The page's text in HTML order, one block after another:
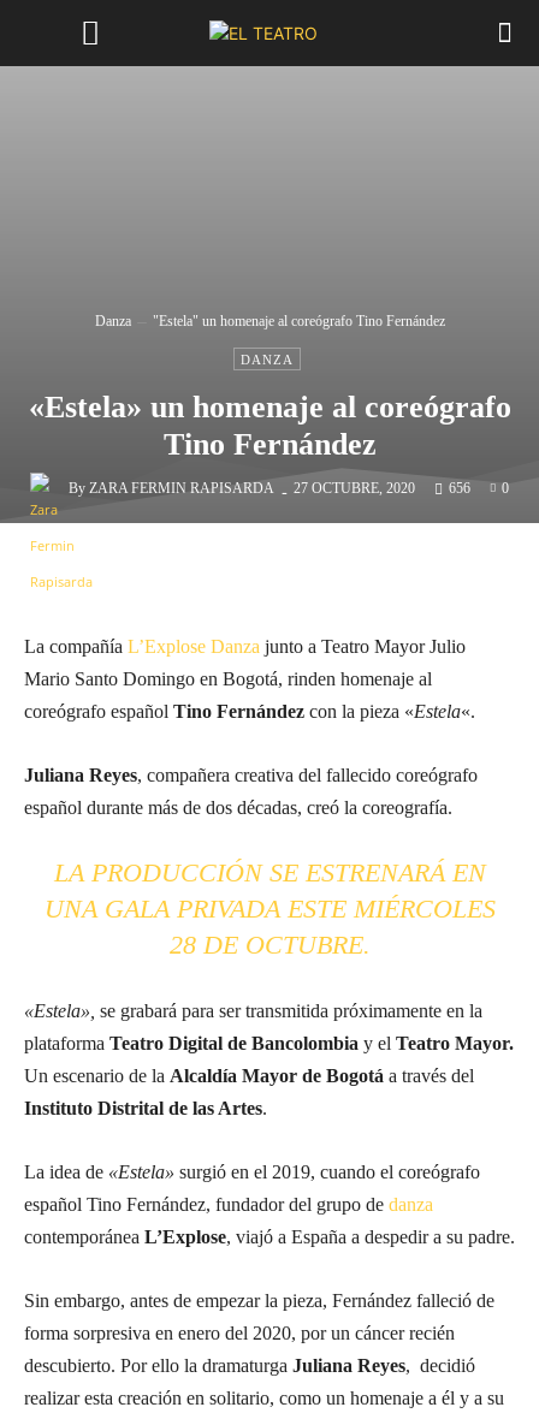
Danza "Estela" un homenaje al coreógrafo Tino Fernández
DANZA
«Estela» un homenaje al coreógrafo
Tino Fernández
By ZARA FERMIN RAPISARDA - 27 OCTUBRE, 2020 656 0
La compañía L’Explose Danza junto a Teatro Mayor Julio
Mario Santo Domingo en Bogotá, rinden homenaje al
coreógrafo español Tino Fernández con la pieza «Estela«.
Juliana Reyes, compañera creativa del fallecido coreógrafo
español durante más de dos décadas, creó la coreografía.
LA PRODUCCIÓN SE ESTRENARÁ EN
UNA GALA PRIVADA ESTE MIÉRCOLES
28 DE OCTUBRE.
«Estela», se grabará para ser transmitida próximamente en la
plataforma Teatro Digital de Bancolombia y el Teatro Mayor.
Un escenario de la Alcaldía Mayor de Bogotá a través del
Instituto Distrital de las Artes.
La idea de «Estela» surgió en el 2019, cuando el coreógrafo
español Tino Fernández, fundador del grupo de danza
contemporánea L’Explose, viajó a España a despedir a su padre.
Sin embargo, antes de empezar la pieza, Fernández falleció de
forma sorpresiva en enero del 2020, por un cáncer recién
descubierto. Por ello la dramaturga Juliana Reyes, decidió
realizar esta creación en solitario, como un homenaje a él y a su